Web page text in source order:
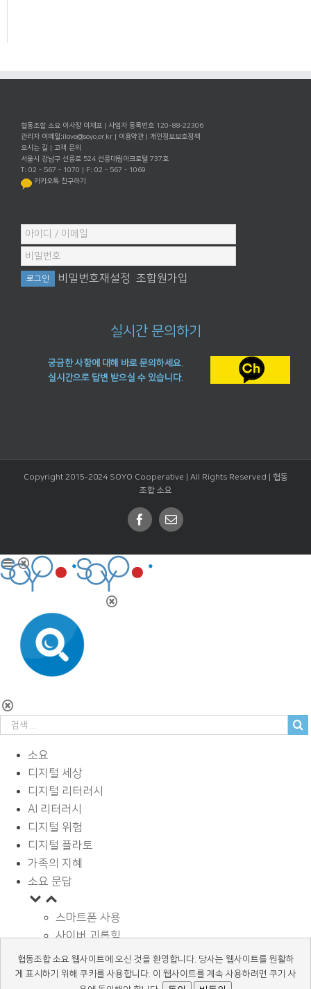
협동조합 소요 이사장 이재포 | 사업자 등록번호 120-88-22306
관리자 이메일:ilove@soyo.or.kr | 이용약관 | 개인정보보호정책
오시는 길 | 고객 문의
서울시 강남구 선릉로 524 선릉대림아크로텔 737호
T: 02 - 567 - 1070 | F: 02 - 567 - 1069
카카오톡 친구하기
비밀번호재설정 조합원가입
실시간 문의하기
궁금한 사항에 대해 바로 문의하세요.
실시간으로 답변 받으실 수 있습니다.
Copyright 2015-2024 SOYO Cooperative | All Rights Reserved | 협동
조합 소요
Facebook
Email
소요
디지털 세상
디지털 리터러시
AI 리터러시
디지털 위험
디지털 플라토
가족의 지혜
소요 문답
스마트폰 사용
사이버 괴롭힘
페이스북과 SNS
디지털과 학습
협동조합 소요 웹사이트에 오신 것을 환영합니다. 당사는 웹사이트를 원활하
게 표시하기 위해 쿠키를 사용합니다. 이 웹사이트를 계속 사용하려면 쿠기 사